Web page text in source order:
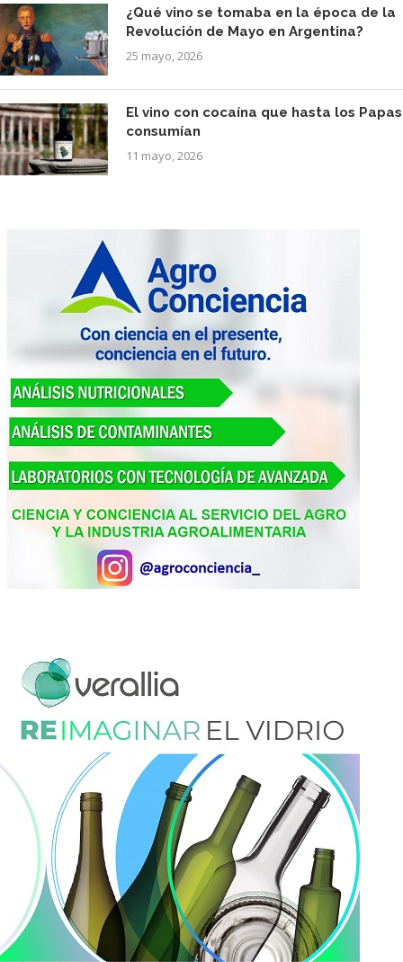
¿Qué vino se tomaba en la época de la
Revolución de Mayo en Argentina?
25 mayo, 2026
El vino con cocaína que hasta los Papas
consumían
11 mayo, 2026